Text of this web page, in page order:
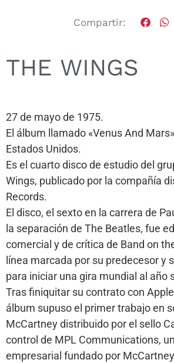
Compartir:
THE WINGS
27 de mayo de 1975.
El álbum llamado «Venus And
Estados Unidos.
Es el cuarto disco de estudio del
Wings, publicado por la compañía
Records.
El disco, el sexto en la carrera de
la separación de The Beatles, fue
comercial y de crítica de Band on
línea marcada por su predecesor y
para iniciar una gira mundial al año
Tras finiquitar su contrato con Apple
álbum supuso el primer trabajo en
McCartney distribuido por el sello
control de MPL Communications,
empresarial fundado por